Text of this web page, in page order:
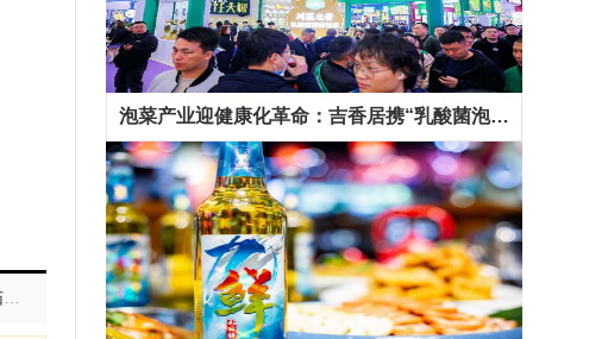
泡菜产业迎健康化革命：吉香居携“乳酸菌泡菜”等新品抢占千亿市场先机